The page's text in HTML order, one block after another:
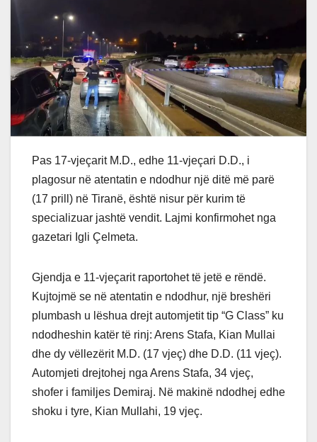
Pas 17-vjeçarit M.D., edhe 11-vjeçari D.D., i
plagosur në atentatin e ndodhur një ditë më parë
(17 prill) në Tiranë, është nisur për kurim të
specializuar jashtë vendit. Lajmi konfirmohet nga
gazetari Igli Çelmeta.
Gjendja e 11-vjeçarit raportohet të jetë e rëndë.
Kujtojmë se në atentatin e ndodhur, një breshëri
plumbash u lëshua drejt automjetit tip “G Class” ku
ndodheshin katër të rinj: Arens Stafa, Kian Mullai
dhe dy vëllezërit M.D. (17 vjeç) dhe D.D. (11 vjeç).
Automjeti drejtohej nga Arens Stafa, 34 vjeç,
shofer i familjes Demiraj. Në makinë ndodhej edhe
shoku i tyre, Kian Mullahi, 19 vjeç.